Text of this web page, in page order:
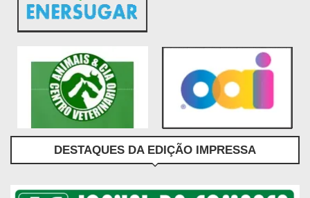
DESTAQUES DA EDIÇÃO IMPRESSA